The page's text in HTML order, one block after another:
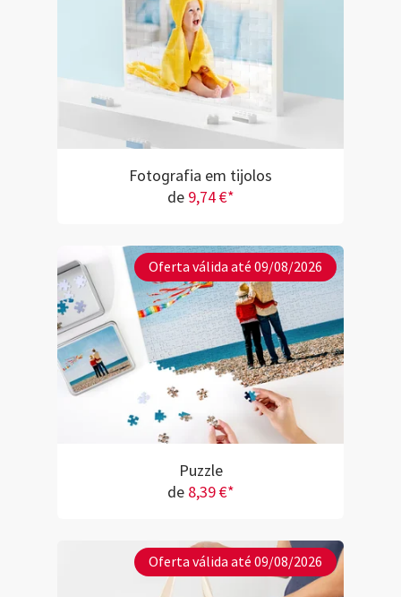
Fotografia em tijolos
de 9,74 €*
Oferta válida até 09/08/2026
Puzzle
de 8,39 €*
Oferta válida até 09/08/2026